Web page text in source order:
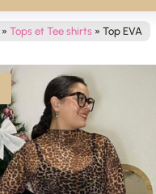
»Tops et Tee shirts »Top EVA